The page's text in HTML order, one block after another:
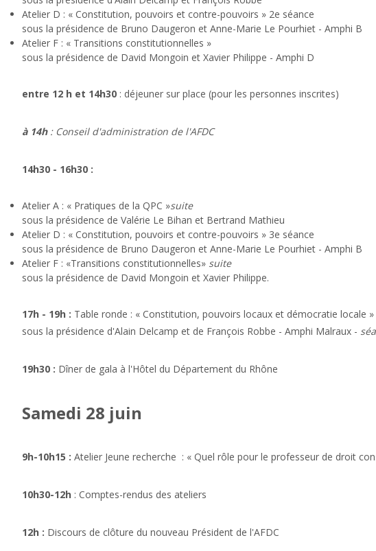
Atelier D : « Constitution, pouvoirs et contre-pouvoirs » 2e séance
sous la présidence de Bruno Daugeron et Anne-Marie Le Pourhiet - Amphi B
Atelier F : « Transitions constitutionnelles »
sous la présidence de David Mongoin et Xavier Philippe - Amphi D
entre 12 h et 14h30: déjeuner sur place (pour les personnes inscrites)
à 14h: Conseil d'administration de l'AFDC
14h30 - 16h30 :
Atelier A : « Pratiques de la QPC »suite
sous la présidence de Valérie Le Bihan et Bertrand Mathieu
Atelier D : « Constitution, pouvoirs et contre-pouvoirs » 3e séance
sous la présidence de Bruno Daugeron et Anne-Marie Le Pourhiet - Amphi B
Atelier F : «Transitions constitutionnelles» suite
sous la présidence de David Mongoin et Xavier Philippe.
17h - 19h : Table ronde : « Constitution, pouvoirs locaux et démocratie locale »
sous la présidence d'Alain Delcamp et de François Robbe - Amphi Malraux -
19h30 : Dîner de gala à l'Hôtel du Département du Rhône
Samedi 28 juin
9h-10h15 : Atelier Jeune recherche : « Quel rôle pour le professeur de droit
10h30-12h : Comptes-rendus des ateliers
12h : Discours de clôture du nouveau Président de l'AFDC